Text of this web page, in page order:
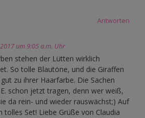
Antworten
um 9:05 a.m. Uhr
stehen der Lütten wirklich
So tolle Blautöne, und die Giraffen
zu ihrer Haarfarbe. Die Sachen
schon jetzt tragen, denn wer weiß,
da rein- und wieder rauswächst;) Auf
tolles Set! Liebe Grüße von Claudia